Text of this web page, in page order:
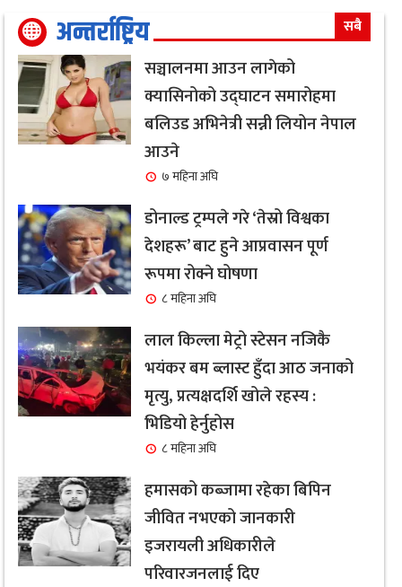
अन्तर्राष्ट्रिय सबै
सञ्चालनमा आउन लागेको
क्यासिनोको उद्घाटन समारोहमा
बलिउड अभिनेत्री सन्नी लियोन नेपाल
आउने
७ महिना अघि
डोनाल्ड ट्रम्पले गरे ‘तेस्रो विश्वका
देशहरू’ बाट हुने आप्रवासन पूर्ण
रूपमा रोक्ने घोषणा
८ महिना अघि
लाल किल्ला मेट्रो स्टेसन नजिकै
भयंकर बम ब्लास्ट हुँदा आठ जनाको
मृत्यु, प्रत्यक्षदर्शि खोले रहस्य :
भिडियो हेर्नुहोस
८ महिना अघि
हमासको कब्जामा रहेका बिपिन
जीवित नभएको जानकारी
इजरायली अधिकारीले
परिवारजनलाई दिए